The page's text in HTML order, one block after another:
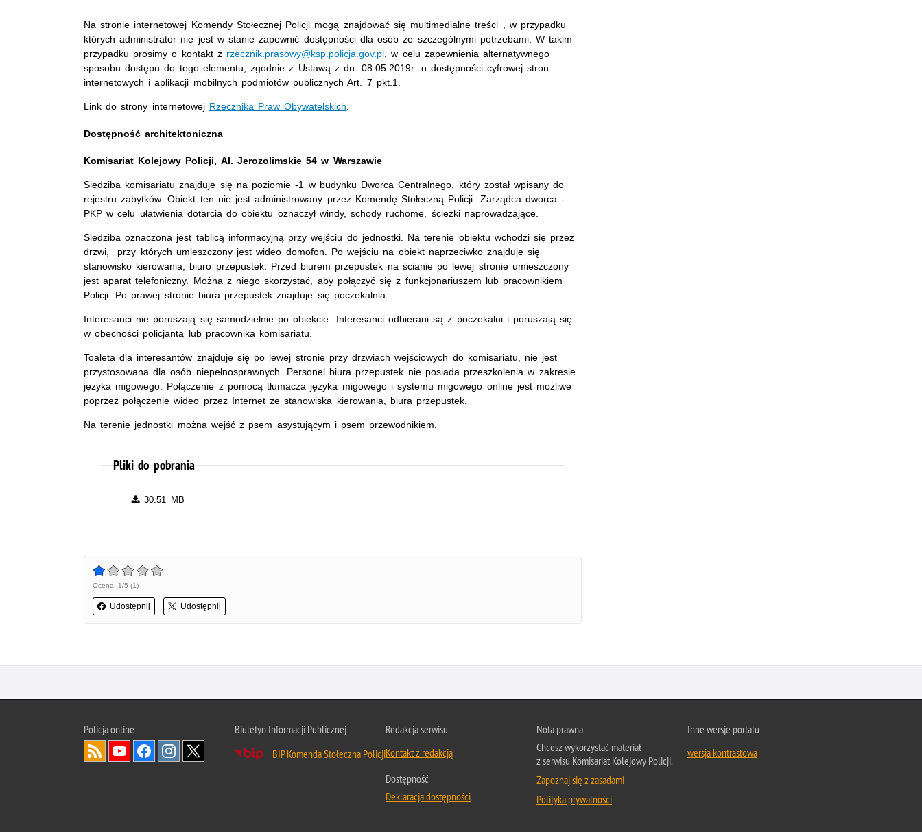
Na stronie internetowej Komendy Stołecznej Policji mogą znajdować się multimedialne treści , w przypadku
których administrator nie jest w stanie zapewnić dostępności dla osób ze szczególnymi potrzebami. W takim
przypadku prosimy o kontakt z rzecznik.prasowy@ksp.policja.gov.pl, w celu zapewnienia alternatywnego
sposobu dostępu do tego elementu, zgodnie z Ustawą z dn. 08.05.2019r. o dostępności cyfrowej stron
internetowych i aplikacji mobilnych podmiotów publicznych Art. 7 pkt.1.
Link do strony internetowej Rzecznika Praw Obywatelskich.
Dostępność architektoniczna
Komisariat Kolejowy Policji, Al. Jerozolimskie 54 w Warszawie
Siedziba komisariatu znajduje się na poziomie -1 w budynku Dworca Centralnego, który został wpisany do
rejestru zabytków. Obiekt ten nie jest administrowany przez Komendę Stołeczną Policji. Zarządca dworca -
PKP w celu ułatwienia dotarcia do obiektu oznaczył windy, schody ruchome, ścieżki naprowadzające.
Siedziba oznaczona jest tablicą informacyjną przy wejściu do jednostki. Na terenie obiektu wchodzi się przez
drzwi, przy których umieszczony jest wideo domofon. Po wejściu na obiekt naprzeciwko znajduje się
stanowisko kierowania, biuro przepustek. Przed biurem przepustek na ścianie po lewej stronie umieszczony
jest aparat telefoniczny. Można z niego skorzystać, aby połączyć się z funkcjonariuszem lub pracownikiem
Policji. Po prawej stronie biura przepustek znajduje się poczekalnia.
Interesanci nie poruszają się samodzielnie po obiekcie. Interesanci odbierani są z poczekalni i poruszają się
w obecności policjanta lub pracownika komisariatu.
Toaleta dla interesantów znajduje się po lewej stronie przy drzwiach wejściowych do komisariatu, nie jest
przystosowana dla osób niepełnosprawnych. Personel biura przepustek nie posiada przeszkolenia w zakresie
języka migowego. Połączenie z pomocą tłumacza języka migowego i systemu migowego online jest możliwe
poprzez połączenie wideo przez Internet ze stanowiska kierowania, biura przepustek.
Na terenie jednostki można wejść z psem asystującym i psem przewodnikiem.
Pliki do pobrania
30.51 MB
Ocena: 1/5 (1)
Udostępnij Udostępnij
Policja online
Biuletyn Informacji Publicznej
BIP Komenda Stołeczna Policji
Redakcja serwisu
Kontakt z redakcją
Dostępność
Deklaracja dostępności
Nota prawna
Chcesz wykorzystać materiał
z serwisu Komisariat Kolejowy Policji.
Zapoznaj się z zasadami
Polityka prywatności
Inne wersje portalu
wersja kontrastowa